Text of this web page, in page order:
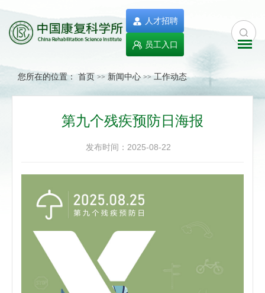
人才招聘
员工入口
您所在的位置： 首页 >> 新闻中心 >> 工作动态
第九个残疾预防日海报
发布时间：2025-08-22